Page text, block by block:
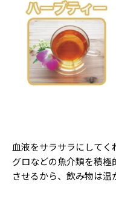
血液をサラサラにして
グロなどの魚介類を積
させるから、飲み物は温